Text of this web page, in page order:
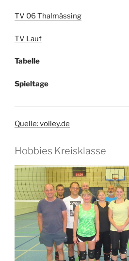
TV 06 Thalmässing
TV Lauf
Tabelle
Spieltage
Quelle: volley.de
Hobbies Kreisklasse